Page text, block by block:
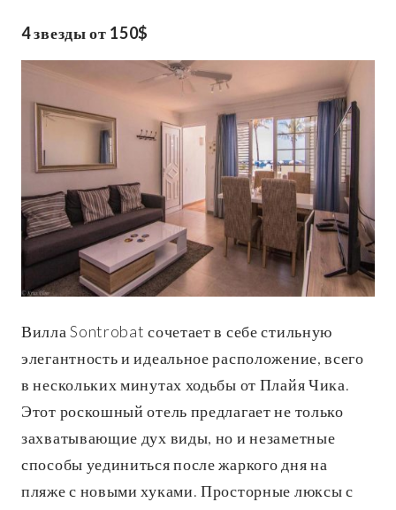
4 звезды от 150$
Вилла Sontrobat сочетает в себе стильную
элегантность и идеальное расположение, всего
в нескольких минутах ходьбы от Плайя Чика.
Этот роскошный отель предлагает не только
захватывающие дух виды, но и незаметные
способы уединиться после жаркого дня на
пляже с новыми хуками. Просторные люксы с